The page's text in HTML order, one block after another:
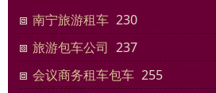
南宁旅游租车 230
旅游包车公司 237
会议商务租车包车 255